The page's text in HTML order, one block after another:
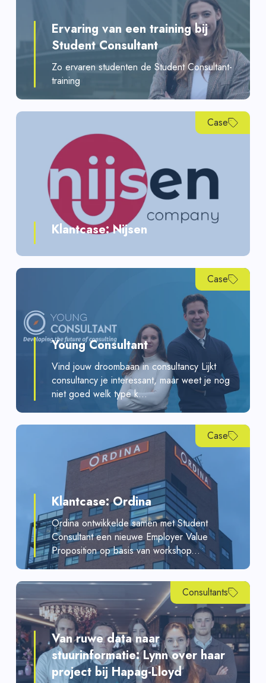
Ervaring van een training bij
Student Consultant
Zo ervaren studenten de Student Consultant-
training
Case
Klantcase: Nijsen
Case
Young Consultant
Vind jouw droombaan in consultancy Lijkt
consultancy je interessant, maar weet je nog
niet goed welk type k...
Case
Klantcase: Ordina
Ordina ontwikkelde samen met Student
Consultant een nieuwe Employer Value
Proposition op basis van workshop...
Consultants
Van ruwe data naar
stuurinformatie: Lynn over haar
project bij Hapag-Lloyd